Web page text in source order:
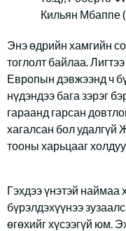
Кильян Мбаппе
Энэ өдрийн хамгийн
тоглолт байлаа.
Европын дэвжээнд ч
нүдэндээ бага зэрэг
гараанд гарсан
хагалсан бол удалгүй
тооны харьцааг
Гэхдээ үнэтэй наймаа
бүрэлдэхүүнээ
өгөхийг хүсээгүй юм.